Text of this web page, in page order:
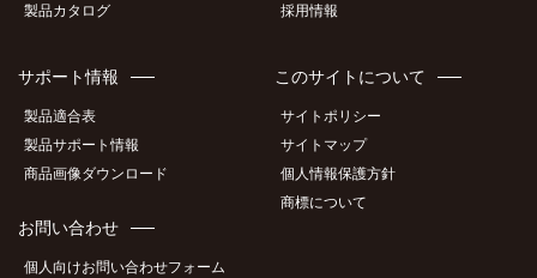
製品カタログ
採用情報
サポート情報
製品適合表
製品サポート情報
商品画像ダウンロード
お問い合わせ
個人向けお問い合わせフォーム
このサイトについて
サイトポリシー
サイトマップ
個人情報保護方針
商標について